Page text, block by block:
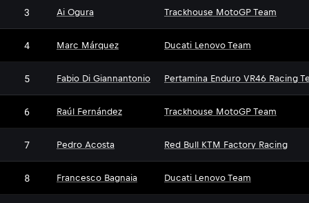
3 Ai Ogura Trackhouse MotoGP Team
4 Marc Márquez Ducati Lenovo Team
5 Fabio Di Giannantonio Pertamina Enduro VR46 Racing
6 Raúl Fernández Trackhouse MotoGP Team
7 Pedro Acosta Red Bull KTM Factory Racing
8 Francesco Bagnaia Ducati Lenovo Team